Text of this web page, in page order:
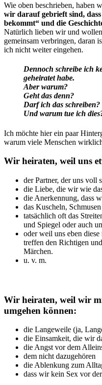
Wie oben beschrieben, haben
wir darauf gebrieft sind,
bekommt“ und die
Natürlich lieben wir und
gemeinsam verbringen, daran
ich nicht weiter eingehen.
Dennoch schreibe ich
geheiratet habe.
Aber warum?
Geht das denn?
Darf ich das schreiben?
Und warum tue ich
Ich möchte hier ein paar
warum viele Menschen
Wir heiraten, weil uns
der Partner, der uns voll
die Liebe, die wir wie
die Anerkennung, dass
das Kuscheln,
tatsächlich oft das
und Spiegel oder auch
oder weil uns eben
treffen den Richtigen
Märchen.
u. v. m.
Wir heiraten, weil wir
umgehen können:
die Langeweile (ja,
die Einsamkeit, die wir
die Angst vor dem
dem nicht dazugehören
die Ablenkung zum
dass wir kein Sex vor